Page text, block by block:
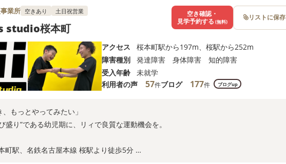
業所 空きあり 土日祝営業
studio桜本町
アクセス
桜本町駅から197m、桜駅から252m
障害種別
発達障害 身体障害 知的障害
受入年齢
未就学
利用者の声
57件ブログ 177件 ブログup
、もっとやってみたい」
盛り”である幼児期に、リィで良質な運動機会を。
町駅、名鉄名古屋本線 桜駅より徒歩5分
空き確認・
見学予約する (無料) リストに保存